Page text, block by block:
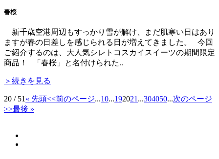
春桜
新千歳空港周辺もすっかり雪が解け、まだ肌寒い日はあり
ますが春の日差しを感じられる日が増えてきました。 今回
ご紹介するのは、大人気シレトコスカイスイーツの期間限定
商品！ 「春桜」と名付けられた..
＞続きを見る
20 / 51 « 先頭<<前のページ...10...192021 ...304050...次のページ
>>最後 »